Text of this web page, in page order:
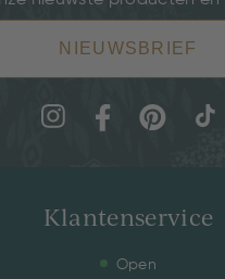
NIEUWSBRIEF
Klantenservice
Open